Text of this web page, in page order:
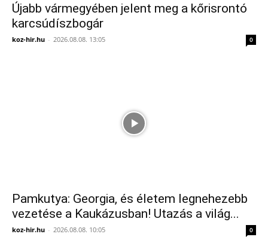
Újabb vármegyében jelent meg a kőrisrontó
karcsúdíszbogár
koz-hir.hu - 2026.08.08. 13:05 0
Pamkutya: Georgia, és életem legnehezebb
vezetése a Kaukázusban! Utazás a világ...
koz-hir.hu - 2026.08.08. 10:05 0